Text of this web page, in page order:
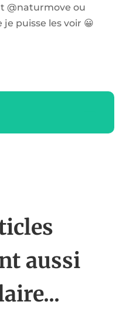
@naturmove ou
puisse les voir 😀
aussi